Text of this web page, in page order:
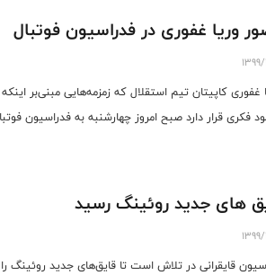
وریا غفوری در فدراسیون فوتبال
غفوری کاپیتان تیم استقلال که زمزمه‌هایی مبنی‌بر
فکری قرار دارد صبح امروز چهارشنبه به فدراسیون
های جدید روئینگ رسید
قایقرانی در تلاش است تا قایق‌های جدید روئینگ را